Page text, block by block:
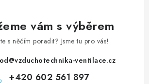
vám s výběrem
s něčím poradit? Jsme tu pro vás!
@vzduchotechnika-ventilace.cz
+420 602 561 897